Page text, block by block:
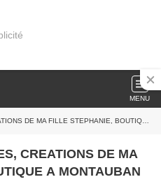
MENU
STEPHANIE, BOUTIQUE A MONTAUBAN DE BRETAGNE...
CREATIONS DE MA
A MONTAUBAN